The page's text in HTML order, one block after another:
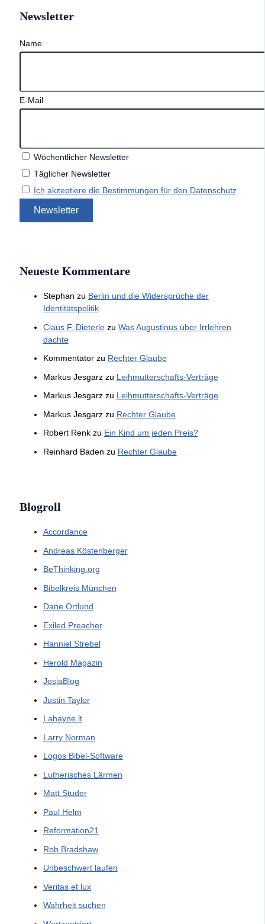
Newsletter
Name
E-Mail
Wöchentlicher Newsletter
Täglicher Newsletter
Ich akzeptiere die Bestimmungen für den Datenschutz
Neueste Kommentare
Stephan zu Berlin und die Widersprüche der
Identitätspolitik
Claus F. Dieterlezu Was Augustinus über Irrlehren
dachte
Kommentatorzu Rechter Glaube
Markus Jesgarzzu Leihmutterschafts-Verträge
Markus Jesgarzzu Leihmutterschafts-Verträge
Markus Jesgarzzu Rechter Glaube
Robert Renkzu Ein Kind um jeden Preis?
Reinhard Baden zu Rechter Glaube
Blogroll
Accordance
Andreas Köstenberger
BeThinking.org
Bibelkreis München
Dane Ortlund
Exiled Preacher
Hanniel Strebel
Herold Magazin
JosiaBlog
Justin Taylor
Lahayne.lt
Larry Norman
Logos Bibel-Software
Lutherisches Lärmen
Matt Studer
Paul Helm
Reformation21
Rob Bradshaw
Unbeschwert laufen
Veritas et lux
Wahrheit suchen